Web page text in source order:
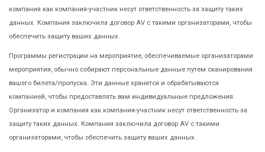
компания как компания-участник несут ответственность за защиту таких
данных. Компания заключила договор AV с такими организаторами, чтобы
обеспечить защиту ваших данных.
Программы регистрации на мероприятие, обеспечиваемые организаторами
мероприятия, обычно собирают персональные данные путем сканирования
вашего билета/пропуска. Эти данные хранятся и обрабатываются
компанией, чтобы предоставлять вам индивидуальные предложения.
Организатор и компания как компания-участник несут ответственность за
защиту таких данных. Компания заключила договор AV с такими
организаторами, чтобы обеспечить защиту ваших данных.